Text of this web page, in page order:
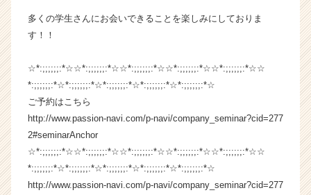
ャ
h
e
r
e
e
多くの学生さんにお会いできることを楽しみにしておりま
す！！
☆*:;;;;;;:*☆☆*:;;;;;;:*☆☆*:;;;;;;:*☆☆*:;;;;;;:*☆☆*:;;;;;;:*☆☆
*:;;;;;;:*☆*:;;;;;;:*☆*:;;;;;;:*☆*:;;;;;;:*☆*:;;;;;;:*☆
ご予約はこちら
http://www.passion-navi.com/p-navi/company_seminar?cid=277
2#seminarAnchor
☆*:;;;;;;:*☆☆*:;;;;;;:*☆☆*:;;;;;;:*☆☆*:;;;;;;:*☆☆*:;;;;;;:*☆☆
*:;;;;;;:*☆*:;;;;;;:*☆*:;;;;;;:*☆*:;;;;;;:*☆*:;;;;;;:*☆
http://www.passion-navi.com/p-navi/company_seminar?cid=277